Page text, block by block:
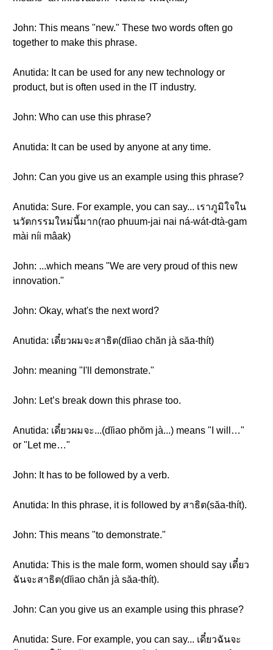
John: This means "new." These two words often go
together to make this phrase.
Anutida: It can be used for any new technology or
product, but is often used in the IT industry.
John: Who can use this phrase?
Anutida: It can be used by anyone at any time.
John: Can you give us an example using this phrase?
Anutida: Sure. For example, you can say... เราภูมิใจใน
นวัตกรรมใหม่นี้มาก(rao phuum-jai nai ná-wát-dtà-gam
mài níi mâak)
John: ...which means "We are very proud of this new
innovation."
John: Okay, what's the next word?
Anutida: เดี๋ยวผมจะสาธิต(dĭiao chăn jà săa-thít)
John: meaning "I'll demonstrate."
John: Let’s break down this phrase too.
Anutida: เดี๋ยวผมจะ...(dĭiao phŏm jà...) means "I will…"
or "Let me…"
John: It has to be followed by a verb.
Anutida: In this phrase, it is followed by สาธิต(săa-thít).
John: This means "to demonstrate."
Anutida: This is the male form, women should say เดี๋ยว
ฉันจะสาธิต(dĭiao chăn jà săa-thít).
John: Can you give us an example using this phrase?
Anutida: Sure. For example, you can say... เดี๋ยวฉันจะ